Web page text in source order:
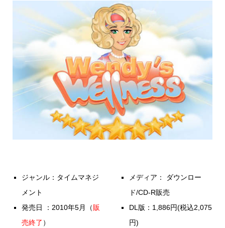
ジャンル：タイムマネジ
メント
発売日 ：2010年5月（販
売終了 ）
メディア： ダウンロー
ド/CD-R販売
DL版：1,886円(税込2,075
円)